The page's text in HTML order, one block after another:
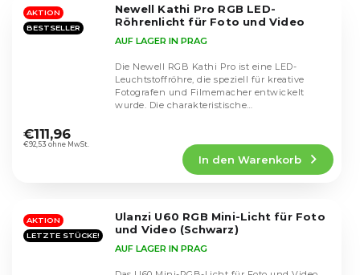
Sternen.
AKTION
BESTSELLER
Newell Kathi Pro RGB LED-
Röhrenlicht für Foto und Video
durchschnittliche
Produktbewertung
Sternen.
AUF LAGER IN PRAG
€92,53 ohne MwSt.
€111,96
In den Warenkorb
Die Newell RGB Kathi Pro ist eine LED-
Leuchtstoffröhre, die speziell für kreative
Fotografen und Filmemacher entwickelt
wurde. Die charakteristische
AKTION
LETZTE STÜCKE!
Ulanzi U60 RGB Mini-Licht für Foto
und Video (Schwarz)
AUF LAGER IN PRAG